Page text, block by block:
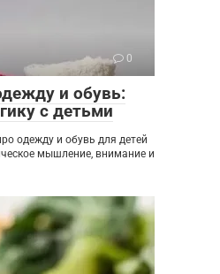
0
и обувь:
с детьми
одежду и обувь для детей
мышление, внимание и